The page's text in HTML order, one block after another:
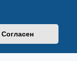
Согласен